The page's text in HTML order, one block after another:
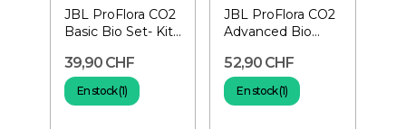
JBL ProFlora CO2
Basic Bio Set- Kit
aquarium
39,90 CHF
En stock (1)
JBL ProFlora CO2
Advanced Bio
aquarium
52,90 CHF
En stock (1)